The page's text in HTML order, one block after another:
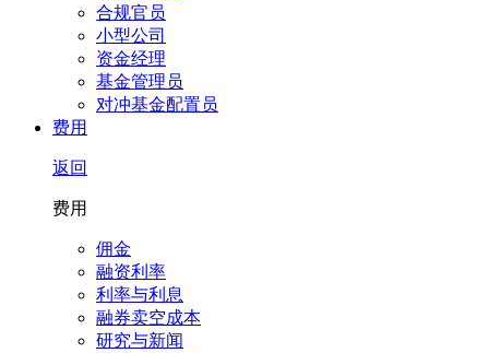
合规官员
小型公司
资金经理
基金管理员
对冲基金配置员
费用
返回
费用
佣金
融资利率
利率与利息
融券卖空成本
研究与新闻